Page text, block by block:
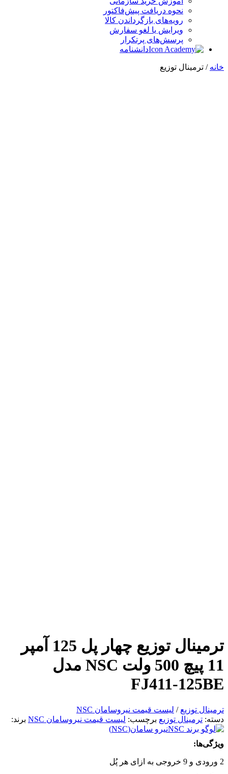
نحوه دریافت پیش‌فاکتور
رویه‌های بازگرداندن کالا
ویرایش یا لغو سفارش
پرسش‌های پرتکرار
دانشنامه
خانه / ترمینال توزیع
ترمینال توزیع چهار پل 125 آمپر
11 پیچ 500 ولت NSC مدل
FJ411-125BE
ترمینال توزیع / لیست قیمت نیروسامان NSC
دسته: ترمینال توزیع برچسب: لیست قیمت نیروسامان NSC
برند:
نیرو سامان(NSC)
ویژگی‌ها:
2 ورودی و 9 خروجی به ازای هر پُل